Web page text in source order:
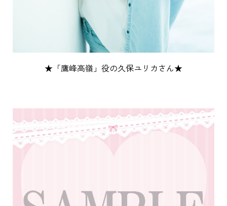
★「鷹峰高嶺」役の久保ユリカさん★